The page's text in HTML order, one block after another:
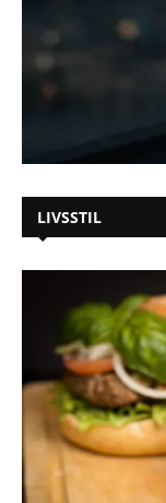
LIVSSTIL